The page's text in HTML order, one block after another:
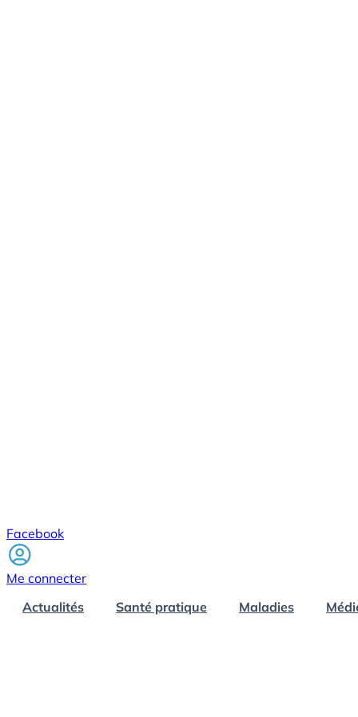
Facebook
Me connecter
Actualités
Santé pratique Maladies